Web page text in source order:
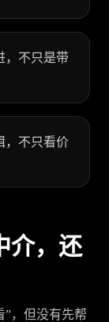
，不只是带
，不只看价
介，还
”，但没有先帮